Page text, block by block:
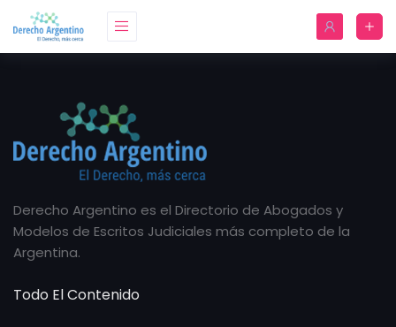
Derecho Argentino es el Directorio de Abogados y
Modelos de Escritos Judiciales más completo de la
Argentina.
Todo El Contenido